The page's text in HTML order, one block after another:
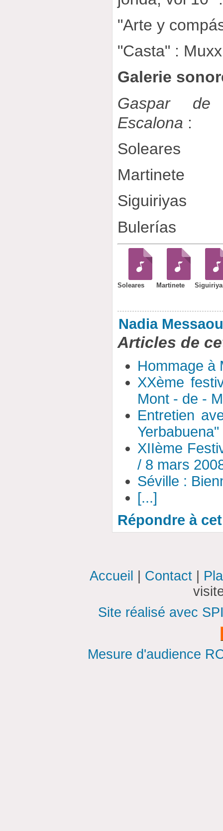
"Arte y
"Casta" :
Galerie
Gaspar de
Escalona :
Soleares
Martinete
Siguiriyas
Bulerías
Soleares Martinete
Nadia
Articles de
Hommage à
XXème
Mont - de -
Entretien
Yerbabuena"
XIIème
/ 8 mars
Séville :
[...]
Répondre à
Accueil Contact
Site réalisé avec
Mesure d'audience